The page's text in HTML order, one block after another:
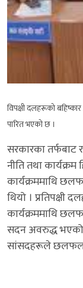
विपक्षी दलहरूको
पारित भएको छ ।
सरकारका तर्फबाट
नीति तथा कार्यक्रम
कार्यक्रममाथि
थियो । प्रतिपक्षी
कार्यक्रममाथि
सदन अवरुद्ध भएको
सांसदहरूले